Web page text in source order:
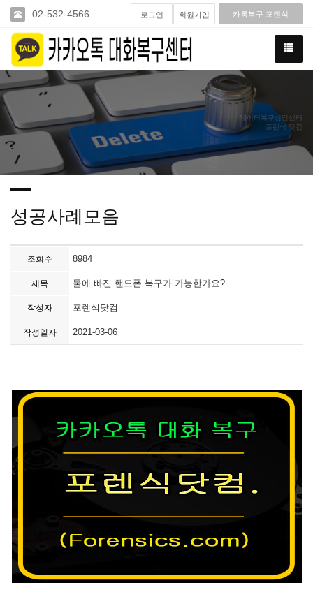
02-532-4566 로그인 회원가입 카톡복구 포렌식
데이터복구상담센터
포렌식 닷컴
성공사례모음
조회수 8984
제목 물에 빠진 핸드폰 복구가 가능한가요?
작성자 포렌식닷컴
작성일자 2021-03-06